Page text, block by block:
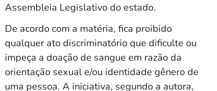
Assembleia Legislativo do estado.
De acordo com a matéria, fica proibido
qualquer ato discriminatório que dificulte ou
impeça a doação de sangue em razão da
orientação sexual e/ou identidade gênero de
uma pessoa. A iniciativa, segundo a autora,